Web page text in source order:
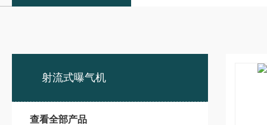
射流式曝气机
查看全部产品